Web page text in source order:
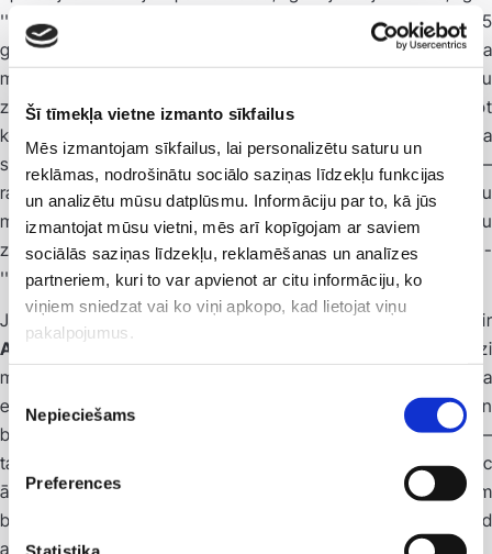
Šī tīmekļa vietne izmanto sīkfailus
Mēs izmantojam sīkfailus, lai personalizētu saturu un
reklāmas, nodrošinātu sociālo saziņas līdzekļu funkcijas
un analizētu mūsu datplūsmu. Informāciju par to, kā jūs
izmantojat mūsu vietni, mēs arī kopīgojam ar saviem
sociālās saziņas līdzekļu, reklamēšanas un analīzes
partneriem, kuri to var apvienot ar citu informāciju, ko
viņiem sniedzat vai ko viņi apkopo, kad lietojat viņu
pakalpojumus.
izvēle
Nepieciešams
Preferences
''Dermatoloģijas klīnikā'' ēkas 3. stāvā, kur tā darbojas jau 15
gadus, ir no jauna izveidota visiem standartiem atbilstoša
medicīnisko gāzu sistēma. Ir pat rasts risinājums, kā operāciju
zālē iebūvēt hermētisku logu, tā speciālistu darbu padarot
komfortablāku – viņiem tagad nav katra darba diena jāpavada
slēgtā telpā bez dabīgās dienas gaismas, bet pacientiem –
radot patīkamāku atmosfēru. Esam iegādājušies izcilu
medicīnas tehnoloģiju ražotāja ''Dräger'' (Vācija) operāciju
zāļu aprīkojumu, bet endoskopijas izmeklējumiem -
''OLYMPUS'' (Japāna) aprīkojumu.''
Jaunās ''Veselības centrs 4'' klīnikas projekta autors ir
Andrejs Staris
– arhitekts ar specializāciju un lielu pieredzi
medicīnas iestāžu projektēšanā. ''Tā kā klīnika tika veidota
esošā biroju ēkā, kur ir ļoti blīvs iekšējo komunikāciju tīkls, un
bija jāveic liela pārbūve, projekts nebija vienkārši īstenojams –
tas bija izaicinājums gan celtniekiem, jo bieži darbi bija jāveic
ārpus darba laika, gan apkārtējo biroju darbiniekiem, kuriem
bija jārēķinās ar trokšņiem un neērtībām. Par to tagad
atvainojamies'', saka Māris Rēvalds.